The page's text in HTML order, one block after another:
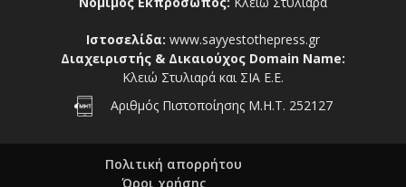
Ιστοσελίδα: www.sayyestothepress.gr
Διαχειριστής & Δικαιούχος Domain Name:
Κλειώ Στυλιαρά και ΣΙΑ Ε.Ε.
Αριθμός Πιστοποίησης Μ.Η.Τ. 252127
Πολιτική απορρήτου
Όροι χρήσης